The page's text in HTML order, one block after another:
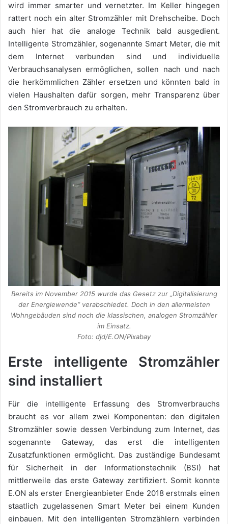
wird immer smarter und vernetzter. Im Keller hingegen
rattert noch ein alter Stromzähler mit Drehscheibe. Doch
auch hier hat die analoge Technik bald ausgedient.
Intelligente Stromzähler, sogenannte Smart Meter, die mit
dem Internet verbunden sind und individuelle
Verbrauchsanalysen ermöglichen, sollen nach und nach
die herkömmlichen Zähler ersetzen und könnten bald in
vielen Haushalten dafür sorgen, mehr Transparenz über
den Stromverbrauch zu erhalten.
Bereits im November 2015 wurde das Gesetz zur „Digitalisierung
der Energiewende“ verabschiedet. Doch in den allermeisten
Wohngebäuden sind noch die klassischen, analogen Stromzähler
im Einsatz.
Foto: djd/E.ON/Pixabay
Erste intelligente Stromzähler
sind installiert
Für die intelligente Erfassung des Stromverbrauchs
braucht es vor allem zwei Komponenten: den digitalen
Stromzähler sowie dessen Verbindung zum Internet, das
sogenannte Gateway, das erst die intelligenten
Zusatzfunktionen ermöglicht. Das zuständige Bundesamt
für Sicherheit in der Informationstechnik (BSI) hat
mittlerweile das erste Gateway zertifiziert. Somit konnte
E.ON als erster Energieanbieter Ende 2018 erstmals einen
staatlich zugelassenen Smart Meter bei einem Kunden
einbauen. Mit den intelligenten Stromzählern verbinden